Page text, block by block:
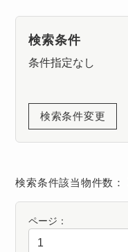
検索条件
条件指定なし
検索条件変更
検索条件該当物件数：
ページ：